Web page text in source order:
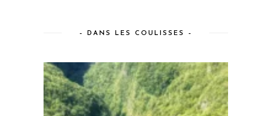
– DANS LES COULISSES –